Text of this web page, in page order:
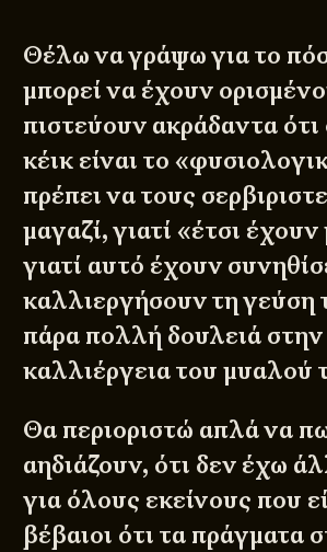
Θέλω να γράψω για το
μπορεί να έχουν
πιστεύουν ακράδαντα
κέικ είναι το
πρέπει να τους
μαγαζί, γιατί «έτσι έχουν
γιατί αυτό έχουν
καλλιεργήσουν τη γεύση
πάρα πολλή δουλειά στην
καλλιέργεια του μυαλού
Θα περιοριστώ απλά να
αηδιάζουν, ότι δεν έχω
για όλους εκείνους που
βέβαιοι ότι τα πράγματα